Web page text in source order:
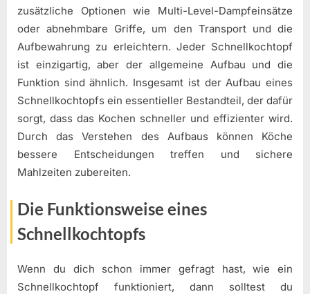
zusätzliche Optionen wie Multi-Level-Dampfeinsätze
oder abnehmbare Griffe, um den Transport und die
Aufbewahrung zu erleichtern. Jeder Schnellkochtopf
ist einzigartig, aber der allgemeine Aufbau und die
Funktion sind ähnlich. Insgesamt ist der Aufbau eines
Schnellkochtopfs ein essentieller Bestandteil, der dafür
sorgt, dass das Kochen schneller und effizienter wird.
Durch das Verstehen des Aufbaus können Köche
bessere Entscheidungen treffen und sichere
Mahlzeiten zubereiten.
Die Funktionsweise eines
Schnellkochtopfs
Wenn du dich schon immer gefragt hast, wie ein
Schnellkochtopf funktioniert, dann solltest du